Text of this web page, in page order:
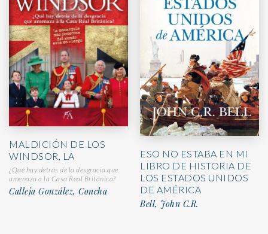
MALDICIÓN DE LOS
WINDSOR, LA
¿Qué hay detrás de la desgracia que
amenaza a la Casa Real Británica?
Calleja González, Concha
ESO NO ESTABA EN MI
LIBRO DE HISTORIA DE
LOS ESTADOS UNIDOS
DE AMÉRICA
Bell, John C.R.